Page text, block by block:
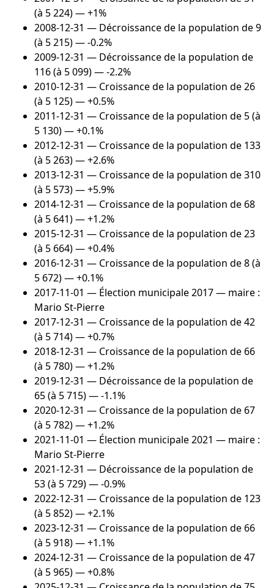
(à 5 224) — +1%
2008-12-31 — Décroissance de la population de 9
(à 5 215) — -0.2%
2009-12-31 — Décroissance de la population de
116 (à 5 099) — -2.2%
2010-12-31 — Croissance de la population de 26
(à 5 125) — +0.5%
2011-12-31 — Croissance de la population de 5 (à
5 130) — +0.1%
2012-12-31 — Croissance de la population de 133
(à 5 263) — +2.6%
2013-12-31 — Croissance de la population de 310
(à 5 573) — +5.9%
2014-12-31 — Croissance de la population de 68
(à 5 641) — +1.2%
2015-12-31 — Croissance de la population de 23
(à 5 664) — +0.4%
2016-12-31 — Croissance de la population de 8 (à
5 672) — +0.1%
2017-11-01 — Élection municipale 2017 — maire :
Mario St-Pierre
2017-12-31 — Croissance de la population de 42
(à 5 714) — +0.7%
2018-12-31 — Croissance de la population de 66
(à 5 780) — +1.2%
2019-12-31 — Décroissance de la population de
65 (à 5 715) — -1.1%
2020-12-31 — Croissance de la population de 67
(à 5 782) — +1.2%
2021-11-01 — Élection municipale 2021 — maire :
Mario St-Pierre
2021-12-31 — Décroissance de la population de
53 (à 5 729) — -0.9%
2022-12-31 — Croissance de la population de 123
(à 5 852) — +2.1%
2023-12-31 — Croissance de la population de 66
(à 5 918) — +1.1%
2024-12-31 — Croissance de la population de 47
(à 5 965) — +0.8%